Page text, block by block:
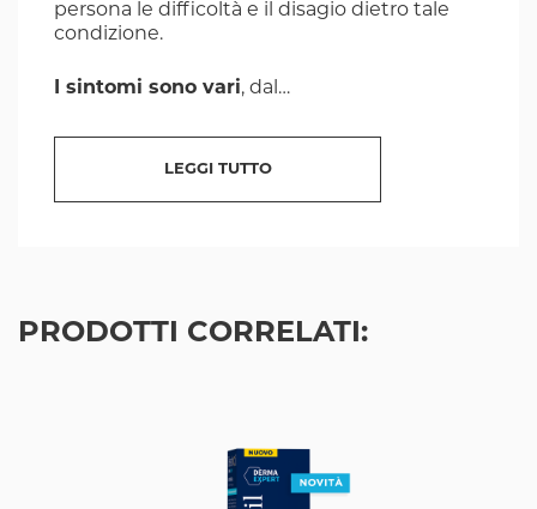
persona le difficoltà e il disagio dietro tale
condizione.
I sintomi sono vari, dal…
LEGGI TUTTO
PRODOTTI CORRELATI: